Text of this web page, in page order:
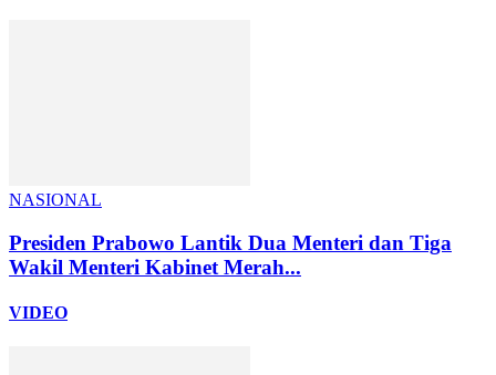
NASIONAL
Presiden Prabowo Lantik Dua Menteri dan Tiga
Wakil Menteri Kabinet Merah...
VIDEO